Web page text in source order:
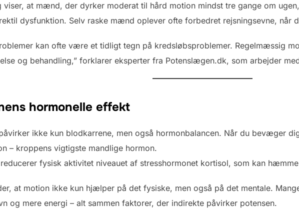
viser, at mænd, der dyrker moderat til hård motion mindst tre gange om
dysfunktion. Selv raske mænd oplever ofte forbedret rejsningsevne, når
kan ofte være et tidligt tegn på kredsløbsproblemer. Regelmæssig
og behandling,” forklarer eksperter fra Potenslægen.dk, som arbejder
hormonelle effekt
ikke kun blodkarrene, men også hormonbalancen. Når du bevæger
– kroppens vigtigste mandlige hormon.
fysisk aktivitet niveauet af stresshormonet kortisol, som kan
at motion ikke kun hjælper på det fysiske, men også på det mentale.
og mere energi – alt sammen faktorer, der indirekte påvirker potensen.